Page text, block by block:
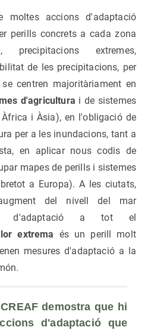
moltes accions d'adaptació
perills concrets a cada zona
extremes,
de les precipitacions, per
centren majoritàriament en
d'agricultura i de sistemes
i Àsia), en l'obligació de
per a les inundacions, tant a
en aplicar nous codis de
mapes de perills i sistemes
a Europa). A les ciutats,
del nivell del mar
d'adaptació a tot el
extrema és un perill molt
mesures d'adaptació a la
demostra que hi
d'adaptació que